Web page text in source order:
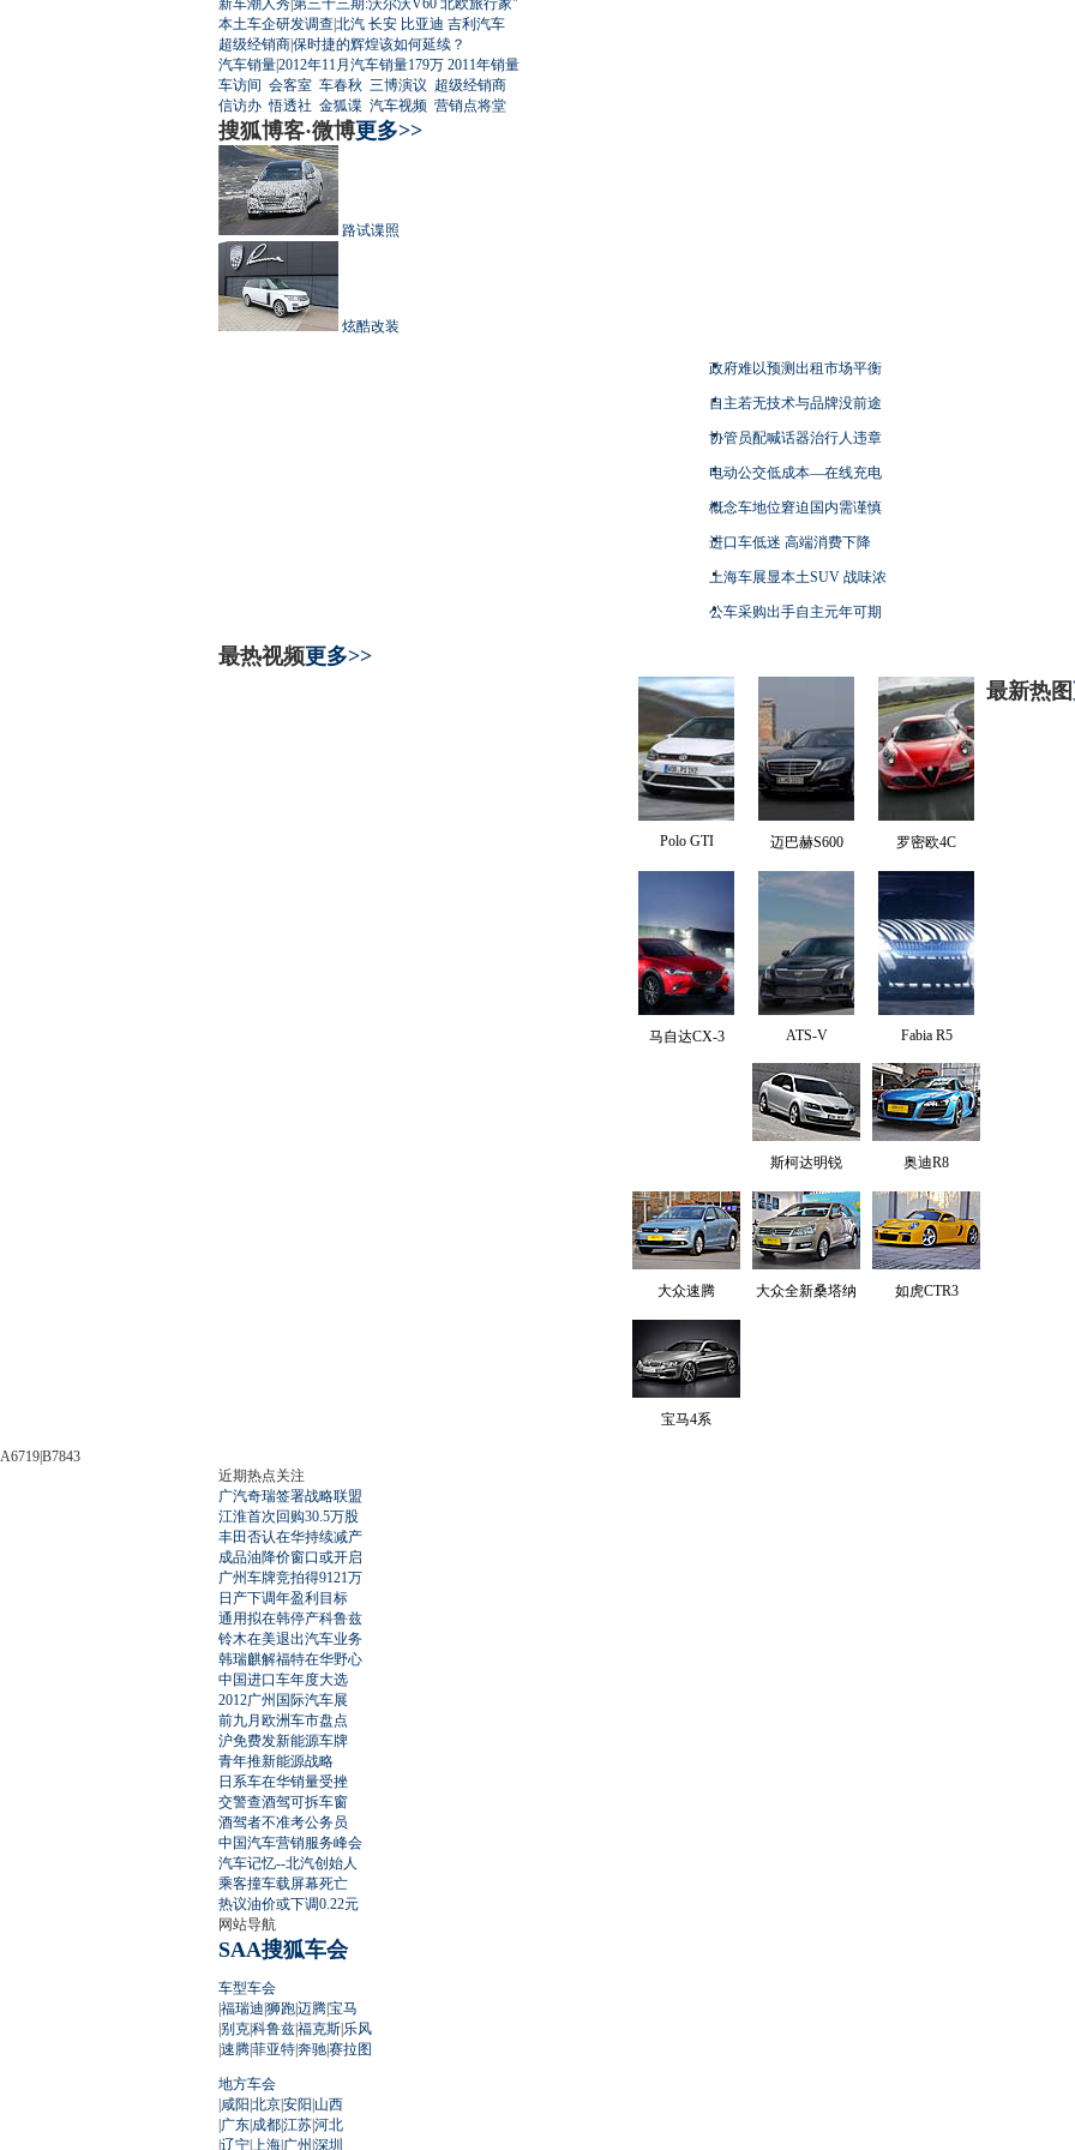
本土车企研发调查|北汽 长安 比亚迪 吉利汽车
超级经销商|保时捷的辉煌该如何延续？
汽车销量|2012年11月汽车销量179万 2011年销量
车访间 会客室 车春秋 三博演议 超级经销商
信访办 悟透社 金狐谍 汽车视频 营销点将堂
搜狐博客·微博更多>>
路试谍照
炫酷改装
政府难以预测出租市场平衡
自主若无技术与品牌没前途
协管员配喊话器治行人违章
电动公交低成本—在线充电
概念车地位窘迫国内需谨慎
进口车低迷 高端消费下降
上海车展显本土SUV 战味浓
公车采购出手自主元年可期
最热视频更多>>
Polo GTI 迈巴赫S600 罗密欧4C
马自达CX-3 ATS-V Fabia R5
最新热图
斯柯达明锐 奥迪R8
大众速腾 大众全新桑塔纳 如虎CTR3
宝马4系
A6719|B7843
近期热点关注
广汽奇瑞签署战略联盟
江淮首次回购30.5万股
丰田否认在华持续减产
成品油降价窗口或开启
广州车牌竞拍得9121万
日产下调年盈利目标
通用拟在韩停产科鲁兹
铃木在美退出汽车业务
韩瑞麒解福特在华野心
中国进口车年度大选
2012广州国际汽车展
前九月欧洲车市盘点
沪免费发新能源车牌
青年推新能源战略
日系车在华销量受挫
交警查酒驾可拆车窗
酒驾者不准考公务员
中国汽车营销服务峰会
汽车记忆--北汽创始人
乘客撞车载屏幕死亡
热议油价或下调0.22元
网站导航
SAA搜狐车会
车型车会
|福瑞迪|狮跑|迈腾|宝马
|别克|科鲁兹|福克斯|乐风
|速腾|菲亚特|奔驰|赛拉图
地方车会
|咸阳|北京|安阳|山西
|广东|成都|江苏|河北
|辽宁| 上海|广州 |深圳